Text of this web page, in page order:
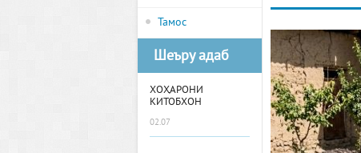
Тамос
Шеъру адаб
ХОҲАРОНИ
КИТОБХОН
02.07